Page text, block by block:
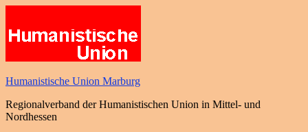
springen
Humanistische Union Marburg
Regionalverband der Humanistischen Union in Mittel- und
Nordhessen